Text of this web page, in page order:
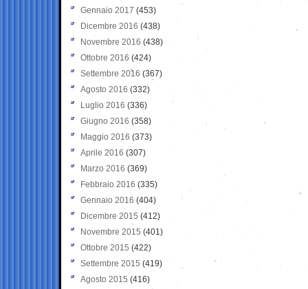
Gennaio 2017 (453)
Dicembre 2016 (438)
Novembre 2016 (438)
Ottobre 2016 (424)
Settembre 2016 (367)
Agosto 2016 (332)
Luglio 2016 (336)
Giugno 2016 (358)
Maggio 2016 (373)
Aprile 2016 (307)
Marzo 2016 (369)
Febbraio 2016 (335)
Gennaio 2016 (404)
Dicembre 2015 (412)
Novembre 2015 (401)
Ottobre 2015 (422)
Settembre 2015 (419)
Agosto 2015 (416)